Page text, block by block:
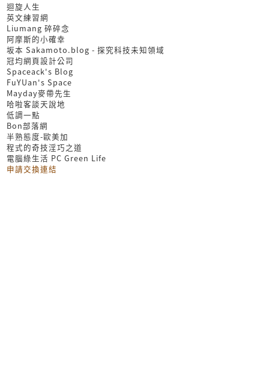
迴旋人生
英文練習網
Liumang 碎碎念
阿摩斯的小確幸
坂本 Sakamoto.blog - 探究科技未知領域
冠均網頁設計公司
Spaceack's Blog
FuYUan's Space
Mayday麥帶先生
哈啦客談天說地
低調一點
Bon部落網
半熟態度-歐美加
程式的奇技淫巧之道
電腦綠生活 PC Green Life
申請交換連結